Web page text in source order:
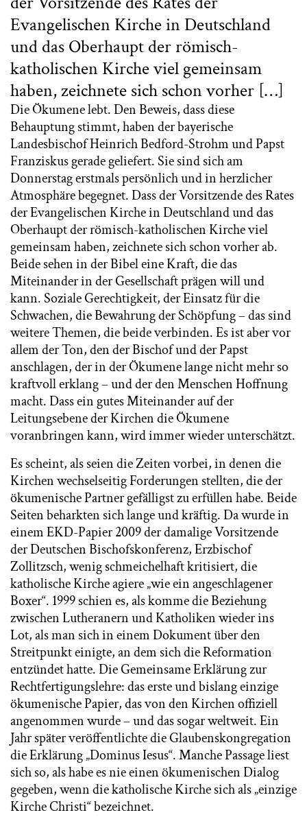
Evangelischen Kirche in Deutschland
und das Oberhaupt der römisch-
katholischen Kirche viel gemeinsam
haben, zeichnete sich schon vorher […]
Die Ökumene lebt. Den Beweis, dass diese
Behauptung stimmt, haben der bayerische
Landesbischof Heinrich Bedford-Strohm und Papst
Franziskus gerade geliefert. Sie sind sich am
Donnerstag erstmals persönlich und in herzlicher
Atmosphäre begegnet. Dass der Vorsitzende des Rates
der Evangelischen Kirche in Deutschland und das
Oberhaupt der römisch-katholischen Kirche viel
gemeinsam haben, zeichnete sich schon vorher ab.
Beide sehen in der Bibel eine Kraft, die das
Miteinander in der Gesellschaft prägen will und
kann. Soziale Gerechtigkeit, der Einsatz für die
Schwachen, die Bewahrung der Schöpfung – das sind
weitere Themen, die beide verbinden. Es ist aber vor
allem der Ton, den der Bischof und der Papst
anschlagen, der in der Ökumene lange nicht mehr so
kraftvoll erklang – und der den Menschen Hoffnung
macht. Dass ein gutes Miteinander auf der
Leitungsebene der Kirchen die Ökumene
voranbringen kann, wird immer wieder unterschätzt.
Es scheint, als seien die Zeiten vorbei, in denen die
Kirchen wechselseitig Forderungen stellten, die der
ökumenische Partner gefälligst zu erfüllen habe. Beide
Seiten beharkten sich lange und kräftig. Da wurde in
einem EKD-Papier 2009 der damalige Vorsitzende
der Deutschen Bischofskonferenz, Erzbischof
Zollitzsch, wenig schmeichelhaft kritisiert, die
katholische Kirche agiere „wie ein angeschlagener
Boxer“. 1999 schien es, als komme die Beziehung
zwischen Lutheranern und Katholiken wieder ins
Lot, als man sich in einem Dokument über den
Streitpunkt einigte, an dem sich die Reformation
entzündet hatte. Die Gemeinsame Erklärung zur
Rechtfertigungslehre: das erste und bislang einzige
ökumenische Papier, das von den Kirchen offiziell
angenommen wurde – und das sogar weltweit. Ein
Jahr später veröffentlichte die Glaubenskongregation
die Erklärung „Dominus Iesus“. Manche Passage liest
sich so, als habe es nie einen ökumenischen Dialog
gegeben, wenn die katholische Kirche sich als „einzige
Kirche Christi“ bezeichnet.